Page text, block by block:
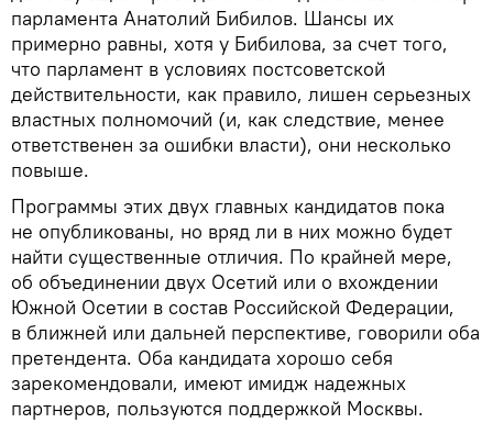
парламента Анатолий Бибилов. Шансы их
примерно равны, хотя у Бибилова, за счет того,
что парламент в условиях постсоветской
действительности, как правило, лишен серьезных
властных полномочий (и, как следствие, менее
ответственен за ошибки власти), они несколько
повыше.
Программы этих двух главных кандидатов пока
не опубликованы, но вряд ли в них можно будет
найти существенные отличия. По крайней мере,
об объединении двух Осетий или о вхождении
Южной Осетии в состав Российской Федерации,
в ближней или дальней перспективе, говорили оба
претендента. Оба кандидата хорошо себя
зарекомендовали, имеют имидж надежных
партнеров, пользуются поддержкой Москвы.